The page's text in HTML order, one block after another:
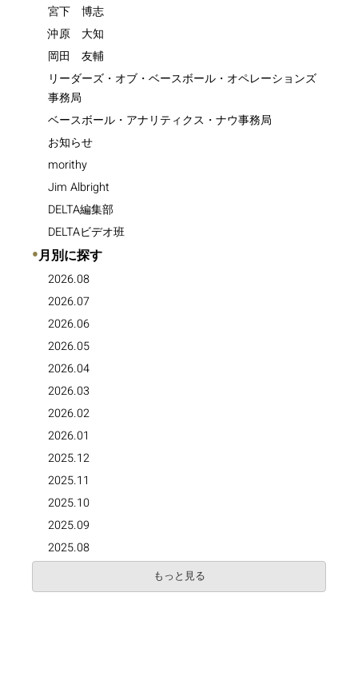
宮下 博志
沖原 大知
岡田 友輔
リーダーズ・オブ・ベースボール・オペレーションズ
事務局
ベースボール・アナリティクス・ナウ事務局
お知らせ
morithy
Jim Albright
DELTA編集部
DELTAビデオ班
●月別に探す
2026.08
2026.07
2026.06
2026.05
2026.04
2026.03
2026.02
2026.01
2025.12
2025.11
2025.10
2025.09
2025.08
もっと見る